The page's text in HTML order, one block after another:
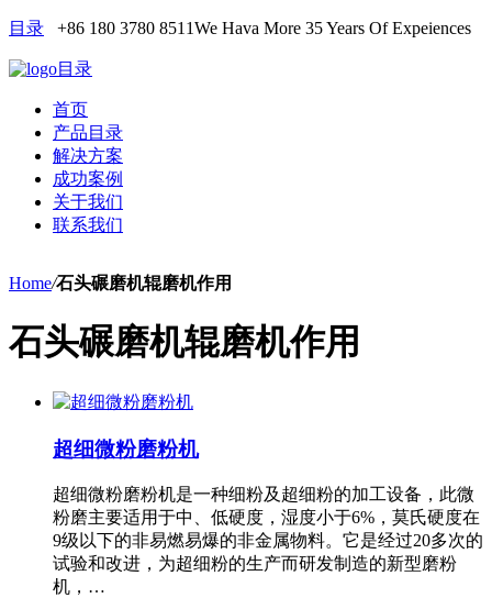
目录 +86 180 3780 8511We Hava More 35 Years Of Expeiences
目录
首页
产品目录
解决方案
成功案例
关于我们
联系我们
Home/石头碾磨机辊磨机作用
石头碾磨机辊磨机作用
超细微粉磨粉机
超细微粉磨粉机是一种细粉及超细粉的加工设备，此微
粉磨主要适用于中、低硬度，湿度小于6%，莫氏硬度在
9级以下的非易燃易爆的非金属物料。它是经过20多次的
试验和改进，为超细粉的生产而研发制造的新型磨粉
机，…